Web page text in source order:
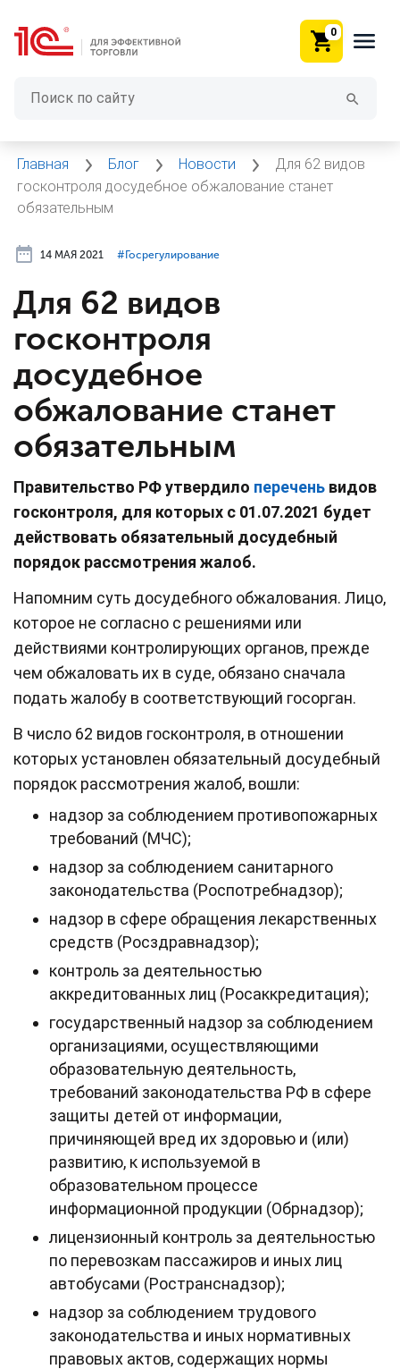
0
Главная Блог Новости
Для 62 видов
госконтроля досудебное обжалование станет
обязательным
14 МАЯ 2021 #⁣Госрегулирование
Для 62 видов
госконтроля
досудебное
обжалование станет
обязательным
Правительство РФ утвердило перечень видов
госконтроля, для которых с 01.07.2021 будет
действовать обязательный досудебный
порядок рассмотрения жалоб.
Напомним суть досудебного обжалования. Лицо,
которое не согласно с решениями или
действиями контролирующих органов, прежде
чем обжаловать их в суде, обязано сначала
подать жалобу в соответствующий госорган.
В число 62 видов госконтроля, в отношении
которых установлен обязательный досудебный
порядок рассмотрения жалоб, вошли:
надзор за соблюдением противопожарных
требований (МЧС);
надзор за соблюдением санитарного
законодательства (Роспотребнадзор);
надзор в сфере обращения лекарственных
средств (Росздравнадзор);
контроль за деятельностью
аккредитованных лиц (Росаккредитация);
государственный надзор за соблюдением
организациями, осуществляющими
образовательную деятельность,
требований законодательства РФ в сфере
защиты детей от информации,
причиняющей вред их здоровью и (или)
развитию, к используемой в
образовательном процессе
информационной продукции (Обрнадзор);
лицензионный контроль за деятельностью
по перевозкам пассажиров и иных лиц
автобусами (Ространснадзор);
надзор за соблюдением трудового
законодательства и иных нормативных
правовых актов, содержащих нормы